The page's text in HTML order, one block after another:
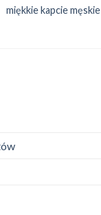
miękkie kapcie męskie